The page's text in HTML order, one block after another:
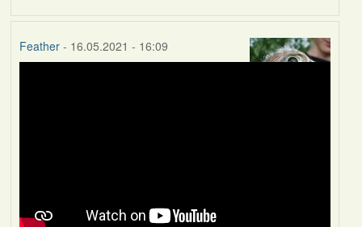
Feather- 16.05.2021 - 16:09